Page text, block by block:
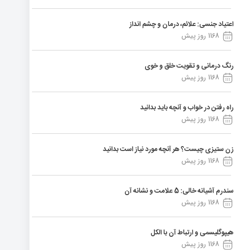
اعتیاد جنسی: علائم، درمان و چشم انداز
1168 روز پیش
رنگ درمانی و تقویت خلق و خوی
1168 روز پیش
راه رفتن در خواب و آنچه باید بدانید
1168 روز پیش
زن ستیزی چیست؟ هر آنچه مورد نیاز است بدانید
1168 روز پیش
سندرم آشیانه خالی: 5 علامت و نشانه آن
1168 روز پیش
هیپوگلیسمی و ارتباط آن با الکل
1168 روز پیش